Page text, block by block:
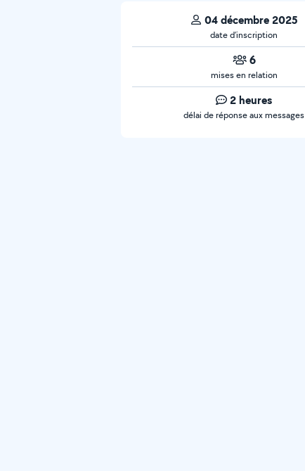
04 décembre 2025
date d’inscription
6
mises en relation
2 heures
délai de réponse aux messages